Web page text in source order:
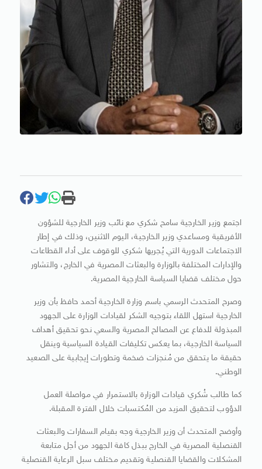
اجتمع وزير الخارجية سامح شكري مع نائب وزير الخارجية للشؤون
الأفريقية ومساعدي وزير الخارجية، اليوم الاثنين، وذلك في إطار
الاجتماعات الدورية التي يُجريها شكري للوقوف على أداء القطاعات
والإدارات المختلفة بالوزارة والبعثات المصرية في الخارج، والتشاور
حول مختلف قضايا السياسة الخارجية المصرية.
وصرح المتحدث الرسمي باسم وزارة الخارجية أحمد حافظ بأن وزير
الخارجية استهل اللقاء بتوجيه الشكر لقيادات الوزارة على الجهود
المبذولة للدفاع عن المصالح المصرية والسعي نحو تحقيق أهداف
السياسة الخارجية، بما يعكس تكليفات القيادة السياسية وينقل
حقيقة ما يتحقق من مُنجزات ضخمة وتطورات إيجابية على الصعيد
الوطني.
كما طالب شُكري قيادات الوزارة بالاستمرار في مواصلة العمل
الدؤوب لتحقيق المزيد من المُكتسبات خلال الفترة المقبلة.
وأوضح المتحدث أن وزير الخارجية وجه بقيام السفارات والبعثات
القنصلية المصرية في الخارج ببذل كافة الجهود من أجل متابعة
المشكلات والقضايا القنصلية وتقديم مختلف سبل الرعاية القنصلية